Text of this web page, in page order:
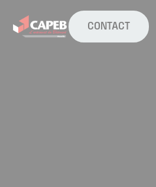
CONTACT